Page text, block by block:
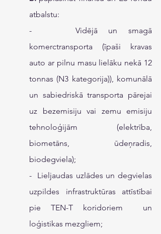
atbalstu:
-    Vidējā un smagā
komerctransporta (īpaši kravas
auto ar pilnu masu lielāku nekā 12
tonnas (N3 kategorija)), komunālā
un sabiedriskā transporta pārejai
uz bezemisiju vai zemu emisiju
tehnoloģijām (elektrība,
biometāns, ūdeņradis,
biodegviela);
-  Lieljaudas uzlādes un degvielas
uzpildes infrastruktūras attīstībai
pie TEN-T koridoriem  un
loģistikas mezgliem;